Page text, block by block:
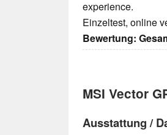
experience.
Einzeltest, online
Bewertung:
MSI Vector
Ausstattung /